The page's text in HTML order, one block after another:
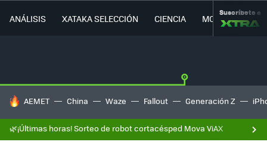
ANÁLISIS XATAKA SELECCIÓN CIENCIA MOVILIDAD
Suscríbete a
HOY SE HABLA DE
AEMET China Waze Fallout Generación Z
🌿¡Últimas horas! Sorteo de robot cortacésped Mova ViAX